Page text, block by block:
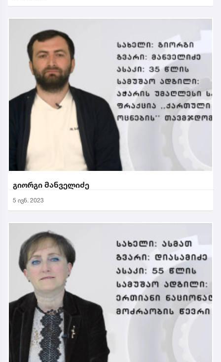
გიორგი მანველიძე
5 ივნ. 2023